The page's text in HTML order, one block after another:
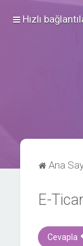
Hızlı
Ana
E-
Cevapla